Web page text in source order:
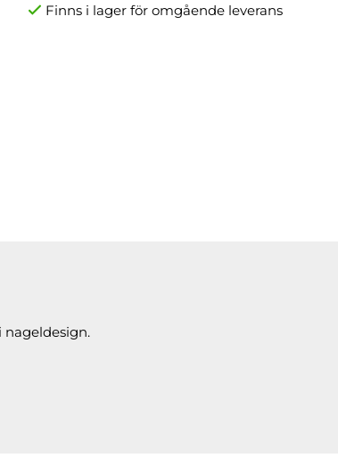
Finns i lager för omgående leverans